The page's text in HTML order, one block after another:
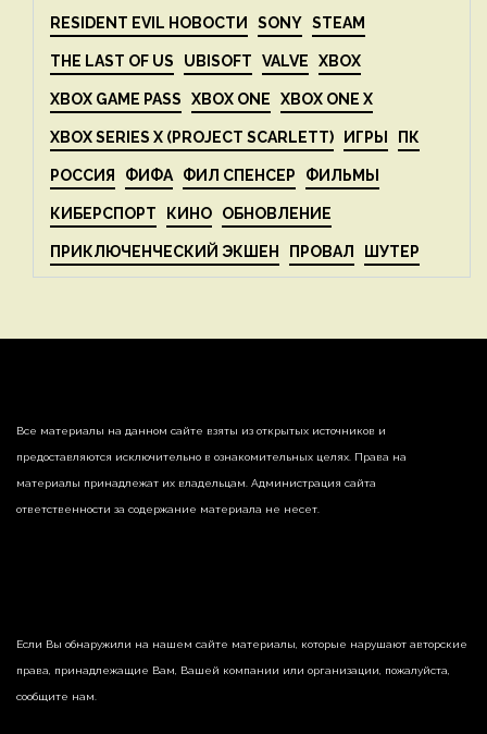
RESIDENT EVIL НОВОСТИ SONY STEAM
THE LAST OF US UBISOFT VALVE XBOX
XBOX GAME PASS XBOX ONE XBOX ONE X
XBOX SERIES X (PROJECT SCARLETT) ИГРЫ ПК
РОССИЯ ФИФА ФИЛ СПЕНСЕР ФИЛЬМЫ
КИБЕРСПОРТ КИНО ОБНОВЛЕНИЕ
ПРИКЛЮЧЕНЧЕСКИЙ ЭКШЕН ПРОВАЛ ШУТЕР
Все материалы на данном сайте взяты из открытых источников и
предоставляются исключительно в ознакомительных целях. Права на
материалы принадлежат их владельцам. Администрация сайта
ответственности за содержание материала не несет.
Если Вы обнаружили на нашем сайте материалы, которые нарушают авторские
права, принадлежащие Вам, Вашей компании или организации, пожалуйста,
сообщите нам.